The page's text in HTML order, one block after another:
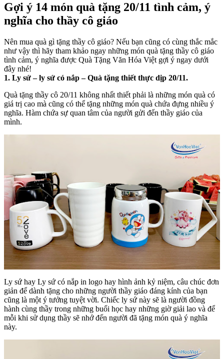
Gợi ý 14 món quà tặng 20/11 tình cảm, ý
nghĩa cho thầy cô giáo
Nên mua quà gì tặng thầy cô giáo? Nếu bạn cũng có cùng thắc mắc
như vậy thì hãy tham khảo ngay những món quà tặng thầy cô giáo
tình cảm, ý nghĩa được Quà Tặng Văn Hóa Việt gợi ý ngay dưới
đây nhé!
1. Ly sứ – ly sứ có nắp – Quà tặng thiết thực dịp 20/11.
Quà tặng thầy cô 20/11 không nhất thiết phải là những món quà có
giá trị cao mà cũng có thể tặng những món quà chứa đựng nhiều ý
nghĩa. Hàm chứa sự quan tâm của người gửi đến thầy giáo của
mình.
Ly sứ hay Ly sứ có nắp in logo hay hình ảnh kỷ niệm, câu chúc đơn
giản để dành tặng cho những người thầy giáo đáng kính của bạn
cũng là một ý tưởng tuyệt vời. Chiếc ly sứ này sẽ là người đồng
hành cùng thầy trong những buổi học hay những giờ giải lao và để
mỗi khi sử dụng thầy sẽ nhớ đến người đã tặng món quà ý nghĩa
này.